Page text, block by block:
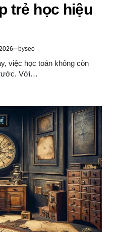
trẻ học hiệu
byseo
việc học toán không còn
Với…